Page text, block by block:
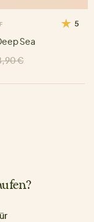
5
Sea
€